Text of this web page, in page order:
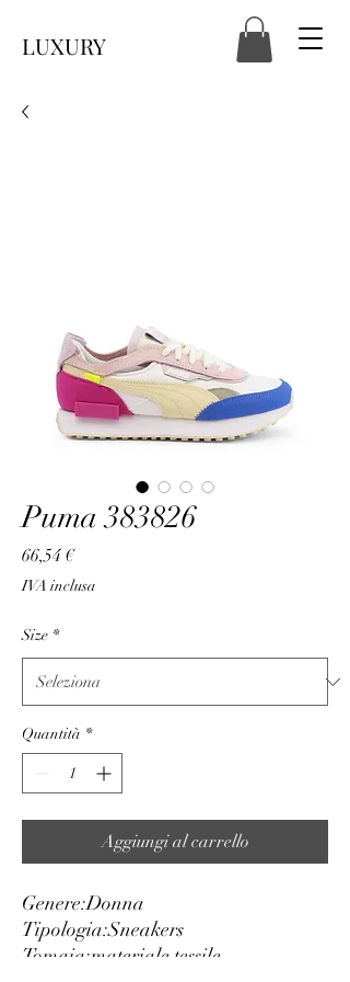
LUXURY
Puma 383826
66,54 €Prezzo
IVA inclusa
Size *
Quantità *
Aggiungi al carrello
Genere:Donna
Tipologia:Sneakers
Tomaia:materiale tessile